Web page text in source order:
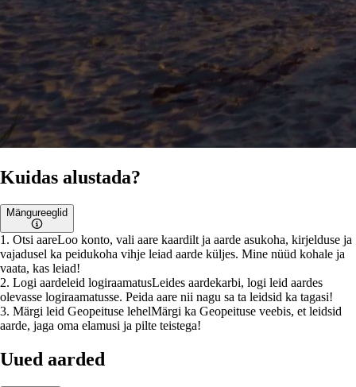
Kuidas alustada?
Mängureeglid
1 . Otsi aareLoo konto, vali aare kaardilt ja aarde asukoha, kirjelduse ja
vajadusel ka peidukoha vihje leiad aarde küljes. Mine nüüd kohale ja
vaata, kas leiad!
2. Logi aardeleid logiraamatusLeides aardekarbi, logi leid aardes
olevasse logiraamatusse. Peida aare nii nagu sa ta leidsid ka tagasi!
3. Märgi leid Geopeituse lehelMärgi ka Geopeituse veebis, et leidsid
aarde, jaga oma elamusi ja pilte teistega!
Uued aarded